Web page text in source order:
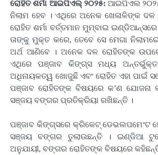
ରୋହିତ ଶର୍ମା ଆଇପିଏଲ୍ ୨୦୨୫: ଆଇପିଏଲ
ନିଲାମ ହେବ । ଏଥିରେ ଅନେକ ଖେଳାଳିଙ୍କ ଦଳ
ରୋହିତ ଶର୍ମା ବର୍ତ୍ତମାନ ମୁମ୍ବାଇ
ତାଙ୍କୁ ମୁକ୍ତ କରେ, ତେବେ ସେ ମେଗା
ଅର୍ଥ ଆଣିବେ । ଅନେକ ଦଳ ରୋହିତଙ୍କ
ଏଥିରେ ପଞ୍ଜାବ କିଙ୍ଗ୍ସ ମଧ୍ୟ
ଅଧିନାୟକତ୍ୱ ଖୋଜୁଛି ଏବଂ ରୋହିତ ଏହା ପାଇଁ
ପଞ୍ଜାବ ରୋହିତଙ୍କ ବିଷୟରେ କ’ଣ ଯୋଜନା
ସଞ୍ଜୟ ବଙ୍ଗର ପ୍ରତିକ୍ରିୟା ରଖିଛନ୍ତି ।
ପଞ୍ଜାବ କିଙ୍ଗ୍ସରେ କ୍ରିକେଟ୍ ଡେଭଲପମେଂଟ
ସଞ୍ଜୟ ବଙ୍ଗର ତୁଲାଉଛନ୍ତି । ଇଣ୍ଡିଆ
ଅନୁଯାୟୀ, ବଙ୍ଗର ରୋହିତଙ୍କ ବିଷୟରେ